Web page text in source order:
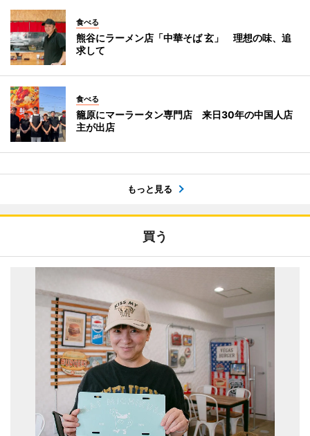
食べる
熊谷にラーメン店「中華そば 玄」 理想の味、追
求して
食べる
籠原にマーラータン専門店 来日30年の中国人店
主が出店
もっと見る
買う